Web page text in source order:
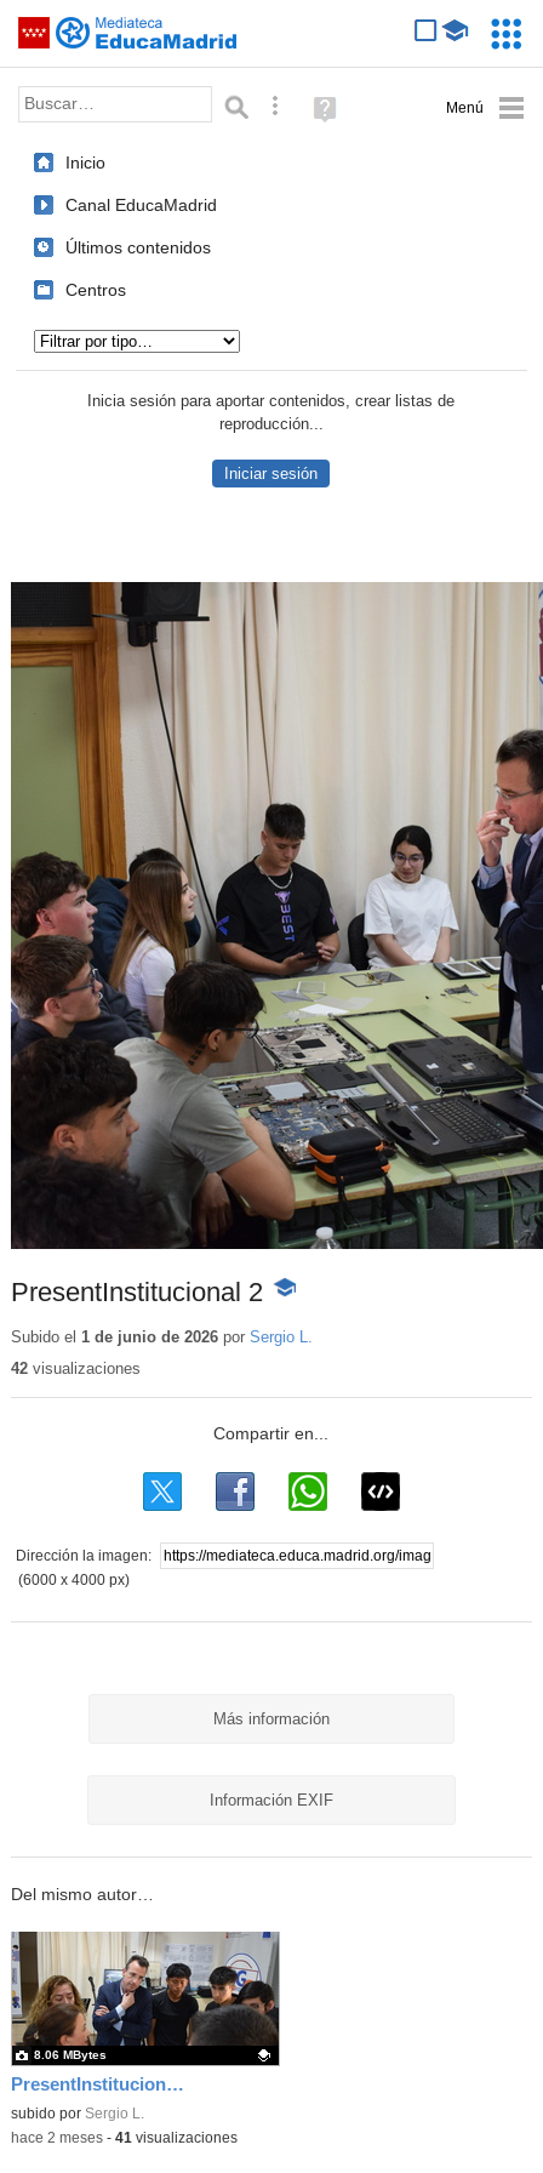
Saltar navegación
Palabra o frase: Búsqueda avanzada
Ayuda
(en
Inicio
Canal EducaMadrid
Últimos contenidos
Centros
Inicia sesión para aportar contenidos, crear listas de
reproducción...
Iniciar sesión
PresentInstitucional 2 -
educativo
Subido el 1 de junio de 2026por Sergio L.
42visualizaciones
Dirección la imagen:
(6000 x 4000 px)
Más información
Información EXIF
Del mismo autor…
PresentInstitucional 7
Contenido educativo.
subido por Sergio L.
8.06 MBytes
-hace 2 meses- 41 visualizaciones